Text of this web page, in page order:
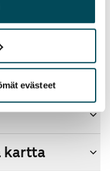
heidän
evästeet
kartta